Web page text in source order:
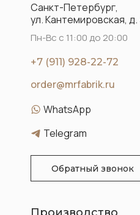
order@mrfabrik.ru
Санкт-Петербург,
ул. Кантемировская, д.
+7 (911) 928-22-72
Пн-Вс с 11:00 до 20:00
WhatsApp
Telegram
Обратный звонок